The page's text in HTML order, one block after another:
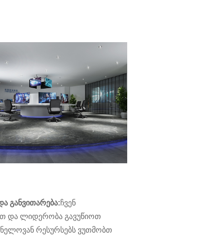
განვითარება:ჩვენ
და ლიდერობა გავუწიოთ
რესურსებს ვუთმობთ